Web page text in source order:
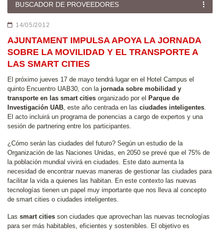
BUSCADOR DE PROVEEDORES
14/05/2012
AJUNTAMENT IMPULSA APOYA LA JORNADA
SOBRE LA MOVILIDAD Y EL TRANSPORTE A
LAS SMART CITIES
El próximo jueves 17 de mayo tendrá lugar en el Hotel Campus el
quinto Encuentro UAB30, con la jornada sobre mobilidad y
transporte en las smart cities organizado por el Parque de
Investigación UAB, este año centrada en las ciudades inteligentes.
El acto incluirá un programa de ponencias a cargo de expertos y una
sesión de partnering entre los participantes.
¿Cómo serán las ciudades del futuro? Según un estudio de la
Organización de las Naciones Unidas, en 2050 se prevé que el 75% de
la población mundial vivirá en ciudades. Este dato aumenta la
necesidad de encontrar nuevas maneras de gestionar las ciudades para
facilitar la vida a quienes las habitan. En este contexto las nuevas
tecnologías tienen un papel muy importante que nos lleva al concepto
de smart cities o ciudades inteligentes.
Las smart cities son ciudades que aprovechan las nuevas tecnologías
para ser más habitables, eficientes y sostenibles. El objetivo es